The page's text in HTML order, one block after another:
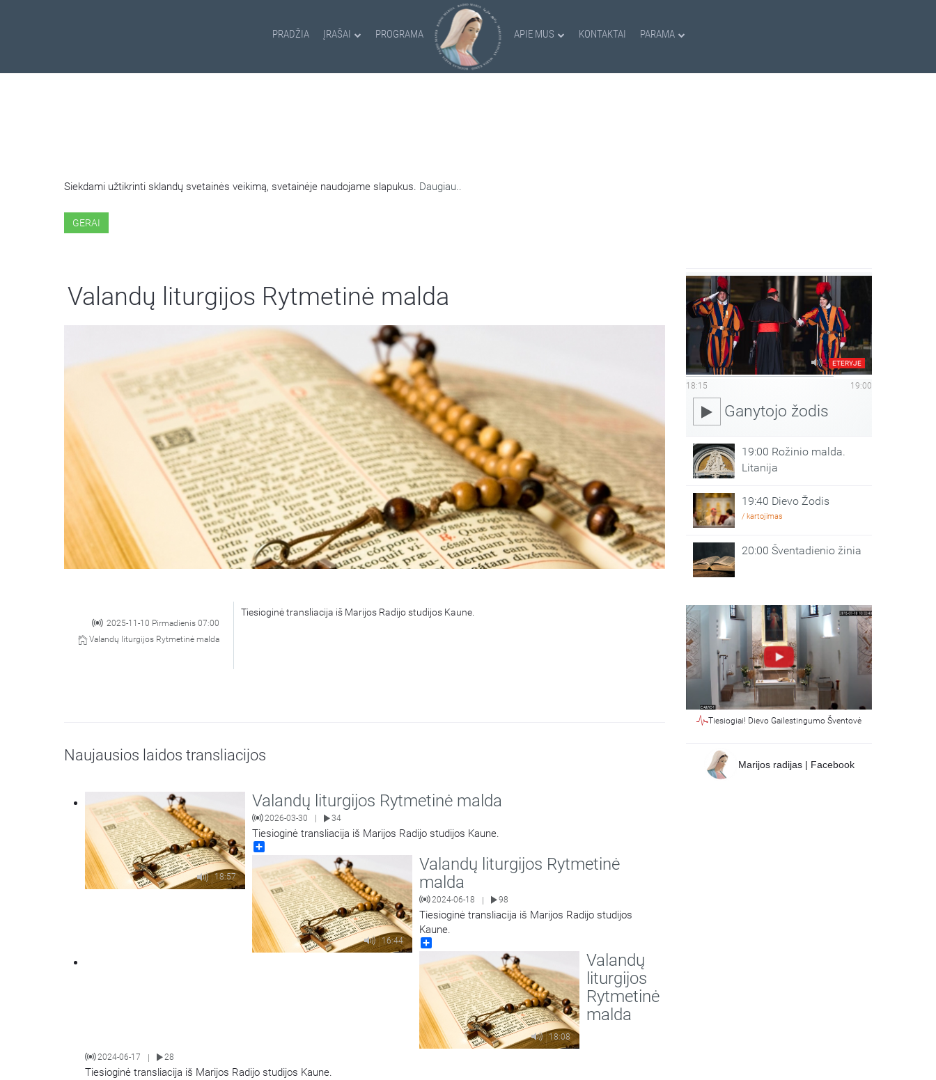
PRADŽIA ĮRAŠAI PROGRAMA APIE MUS KONTAKTAI PARAMA
Siekdami užtikrinti sklandų svetainės veikimą, svetainėje naudojame slapukus. Daugiau..
GERAI
Valandų liturgijos Rytmetinė malda
2025-11-10 Pirmadienis 07:00
Valandų liturgijos Rytmetinė malda
Tiesioginė transliacija iš Marijos Radijo studijos Kaune.
Naujausios laidos transliacijos
18:57
Valandų liturgijos Rytmetinė malda
2026-03-30 34
Tiesioginė transliacija iš Marijos Radijo studijos Kaune.
16:44
Valandų liturgijos Rytmetinė
malda
2024-06-18 | 98
Tiesioginė transliacija iš Marijos Radijo studijos
Kaune.
18:08
Valandų
liturgijos
Rytmetinė
malda
2024-06-17 | 28
Tiesioginė transliacija iš Marijos Radijo studijos Kaune.
ETERYJE
18:15 19:00
Ganytojo žodis
19:00 Rožinio malda.
Litanija
19:40 Dievo Žodis
/ kartojimas
20:00 Šventadienio žinia
Tiesiogiai! Dievo Gailestingumo Šventovė
Marijos radijas | Facebook